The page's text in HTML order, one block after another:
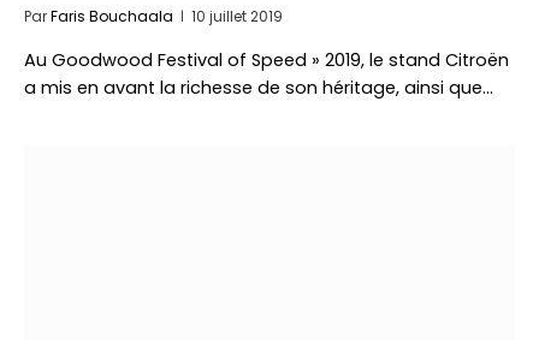
ParFaris Bouchaala 10 juillet 2019
Au Goodwood Festival of Speed » 2019, le stand Citroën
a mis en avant la richesse de son héritage, ainsi que…